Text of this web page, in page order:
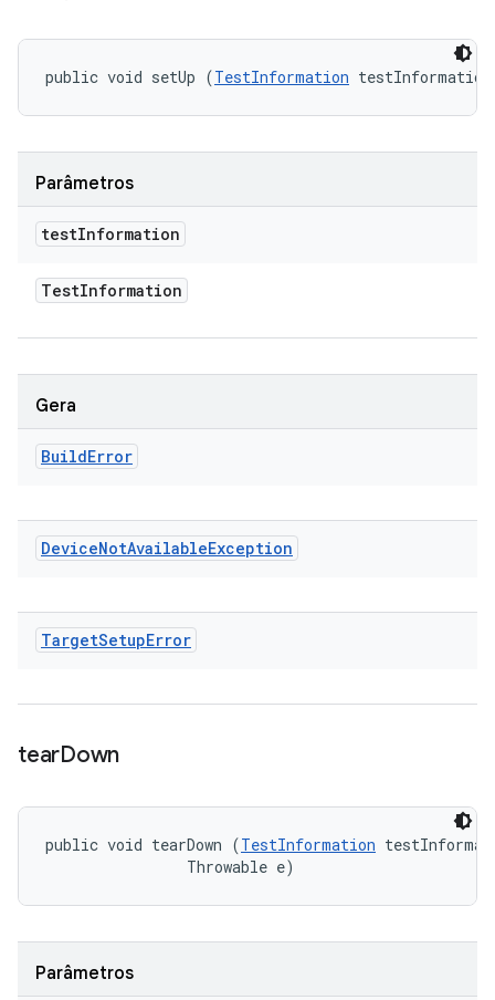
public void setUp (TestInformation
Parâmetros
testInformation
TestInformation
Gera
BuildError
DeviceNotAvailableException
TargetSetupError
tearDown
public void tearDown (TestInformation
                Throwable e)
Parâmetros